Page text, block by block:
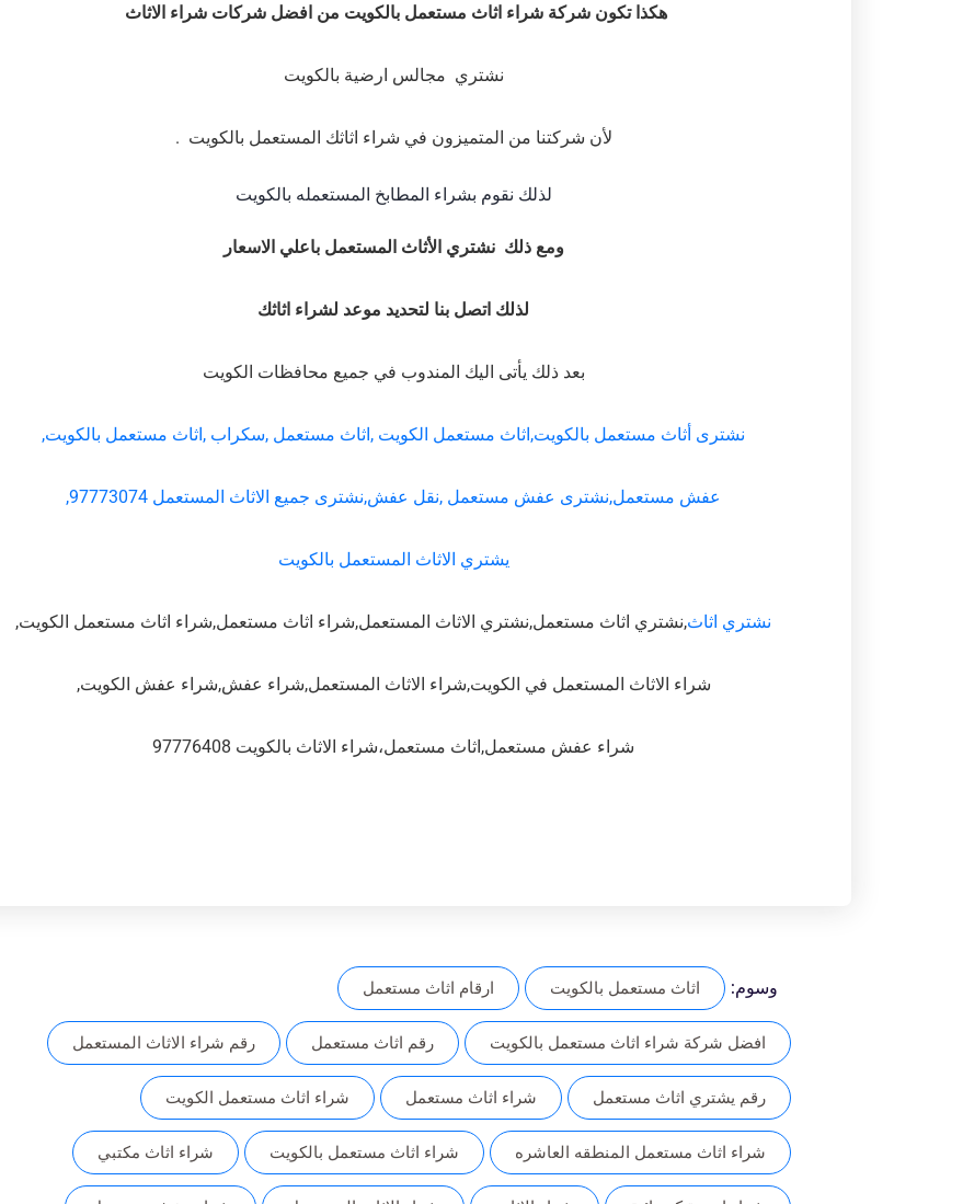
هكذا تكون شركة شراء اثاث مستعمل بالكويت من افضل شركات شراء الاثاث
نشتري مجالس ارضية بالكويت
لأن شركتنا من المتميزون في شراء اثاثك المستعمل بالكويت .
لذلك نقوم بشراء المطابخ المستعمله بالكويت
ومع ذلك نشتري الأثاث المستعمل باعلي الاسعار
لذلك اتصل بنا لتحديد موعد لشراء اثاثك
بعد ذلك يأتى اليك المندوب في جميع محافظات الكويت
نشترى أثاث مستعمل بالكويت,اثاث مستعمل الكويت ,اثاث مستعمل ,سكراب ,اثاث مستعمل بالكويت,
عفش مستعمل,نشترى عفش مستعمل ,نقل عفش,نشترى جميع الاثاث المستعمل 97773074,
يشتري الاثاث المستعمل بالكويت
نشتري اثاث,نشتري اثاث مستعمل,نشتري الاثاث المستعمل,شراء اثاث مستعمل,شراء اثاث مستعمل الكويت,
شراء الاثاث المستعمل في الكويت,شراء الاثاث المستعمل,شراء عفش,شراء عفش الكويت,
شراء عفش مستعمل,اثاث مستعمل،شراء الاثاث بالكويت 97776408
وسوم: اثاث مستعمل بالكويت ارقام اثاث مستعمل
افضل شركة شراء اثاث مستعمل بالكويت رقم اثاث مستعمل رقم شراء الاثاث المستعمل
رقم يشتري اثاث مستعمل شراء اثاث مستعمل شراء اثاث مستعمل الكويت
شراء اثاث مستعمل المنطقه العاشره شراء اثاث مستعمل بالكويت شراء اثاث مكتبي